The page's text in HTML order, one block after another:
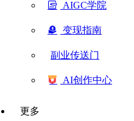
AIGC学院
变现指南
副业传送门
AI创作中心
更多